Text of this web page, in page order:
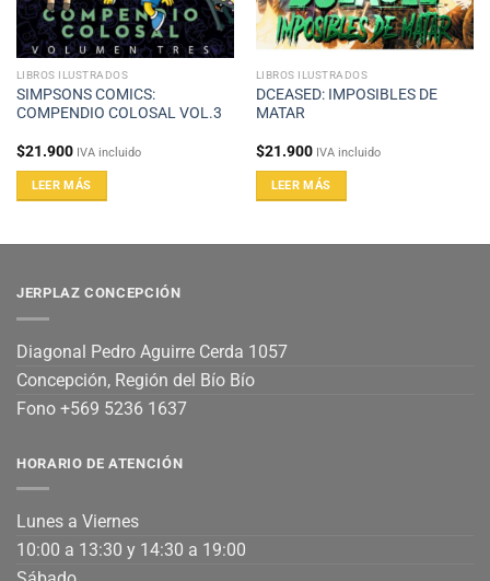
LIBROS ILUSTRADOS
SIMPSONS COMICS:
COMPENDIO COLOSAL VOL.3
$21.900 IVA incluido
LEER MÁS
LIBROS ILUSTRADOS
DCEASED: IMPOSIBLES DE
MATAR
$21.900 IVA incluido
LEER MÁS
JERPLAZ CONCEPCIÓN
Diagonal Pedro Aguirre Cerda 1057
Concepción, Región del Bío Bío
Fono +569 5236 1637
HORARIO DE ATENCIÓN
Lunes a Viernes
10:00 a 13:30 y 14:30 a 19:00